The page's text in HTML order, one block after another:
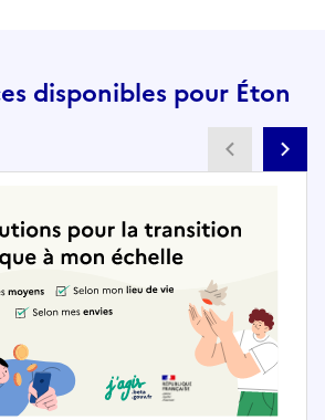
disponibles pour Éton